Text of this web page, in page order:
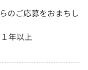
のご応募をおまちし
年以上